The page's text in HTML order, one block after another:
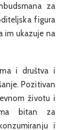
za
figura
im ukazuje na
i društva i
Pozitivan
životu i
bitan za
i